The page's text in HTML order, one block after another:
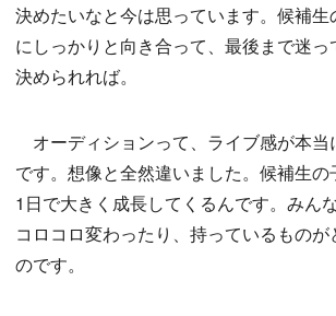
決めたいなと今は思っています。候補生
にしっかりと向き合って、最後まで迷
決められれば。
オーディションって、ライブ感が本当
です。想像と全然違いました。候補生の
1日で大きく成長してくるんです。みん
コロコロ変わったり、持っているものが
のです。